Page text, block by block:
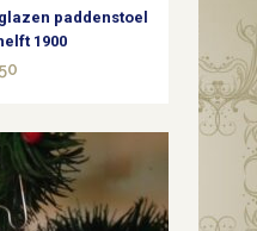
paddenstoel
1900